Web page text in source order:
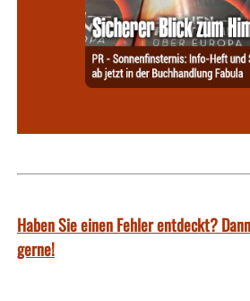
Haben Sie einen Fehler entdeckt?
gerne!